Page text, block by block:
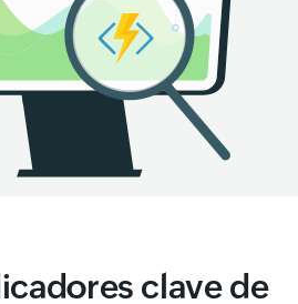
clave de